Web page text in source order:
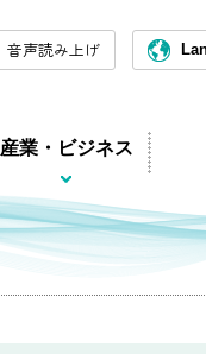
音声読み上げ
産業・ビジネス